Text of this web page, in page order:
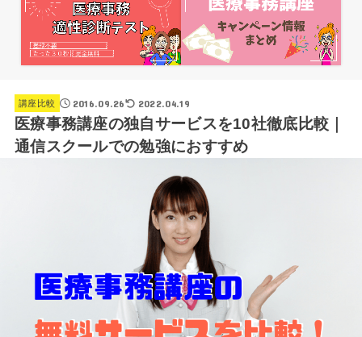
講座比較 2016.09.26 2022.04.19
医療事務講座の独自サービスを10社徹底比較｜
通信スクールでの勉強におすすめ